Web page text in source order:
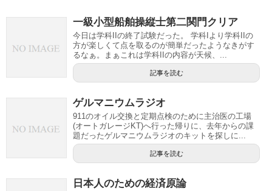
一級小型船舶操縦士第二関門クリア
今日は学科IIの終了試験だった。 学科Iより学科IIの
方が楽しくて点を取るのが簡単だったようなきがす
るなぁ。まぁこれは学科IIの内容が天候、...
記事を読む
ゲルマニウムラジオ
911のオイル交換と定期点検のために主治医の工場
(オートガレージKT)へ行った帰りに、去年からの課
題だったゲルマニウムラジオのキットを探しに...
記事を読む
日本人のための経済原論